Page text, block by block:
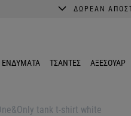
ΔΩΡΕΑΝ
ΕΝΔΥΜΑΤΑ ΤΣΑΝΤΕΣ ΑΞΕΣΟΥΑΡ
tank t-shirt white